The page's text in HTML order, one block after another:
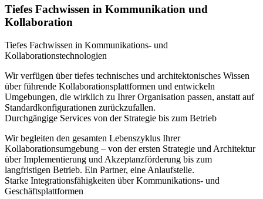
Tiefes Fachwissen in Kommunikation und
Kollaboration
Tiefes Fachwissen in Kommunikations- und
Kollaborationstechnologien
Wir verfügen über tiefes technisches und architektonisches Wissen
über führende Kollaborationsplattformen und entwickeln
Umgebungen, die wirklich zu Ihrer Organisation passen, anstatt auf
Standardkonfigurationen zurückzufallen.
Durchgängige Services von der Strategie bis zum Betrieb
Wir begleiten den gesamten Lebenszyklus Ihrer
Kollaborationsumgebung – von der ersten Strategie und Architektur
über Implementierung und Akzeptanzförderung bis zum
langfristigen Betrieb. Ein Partner, eine Anlaufstelle.
Starke Integrationsfähigkeiten über Kommunikations- und
Geschäftsplattformen